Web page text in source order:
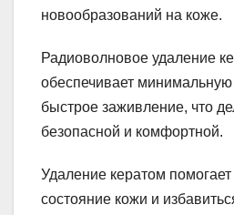
новообразований на коже.
Радиоволновое удаление
обеспечивает минимальную
быстрое заживление, что
безопасной и комфортной.
Удаление кератом
состояние кожи и